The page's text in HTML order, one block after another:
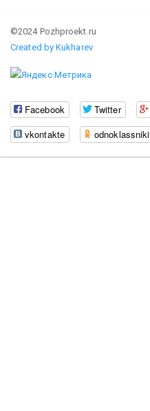
©2024 Pozhproekt.ru
Created by Kukharev
Facebook Twitter
vkontakte
odnoklassniki